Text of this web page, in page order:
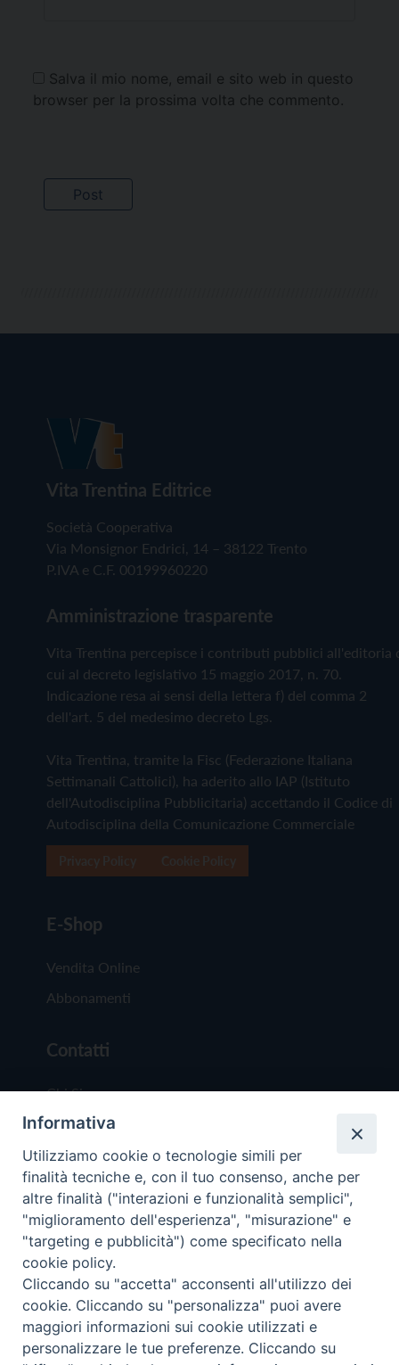
Salva il mio nome, email e sito web in questo
browser per la prossima volta che commento.
Vita Trentina Editrice
Società Cooperativa
Via Monsignor Endrici, 14 – 38122 Trento
P.IVA e C.F. 00199960220
Amministrazione trasparente
Vita Trentina percepisce i contributi pubblici all'editoria
cui al decreto legislativo 15 maggio 2017, n. 70.
Indicazione resa ai sensi della lettera f) del comma 2
dell'art. 5 del medesimo decreto Lgs.
Vita Trentina, tramite la Fisc (Federazione Italiana
Settimanali Cattolici), ha aderito allo IAP (Istituto
dell'Autodisciplina Pubblicitaria) accettando il Codice di
Autodisciplina della Comunicazione Commerciale
E-Shop
Vendita Online
Abbonamenti
Contatti
Chi Siamo
Redazione
Scrivici
Copyright © 2019 - Tutti i diritti riservati - Vita
Trentina Editrice
Privacy Policy
Torna
Informativa
Utilizziamo cookie o tecnologie simili per
finalità tecniche e, con il tuo consenso, anche per
altre finalità ("interazioni e funzionalità semplici",
"miglioramento dell'esperienza", "misurazione" e
"targeting e pubblicità") come specificato nella
cookie policy.
Cliccando su "accetta" acconsenti all'utilizzo dei
cookie. Cliccando su "personalizza" puoi avere
maggiori informazioni sui cookie utilizzati e
personalizzare le tue preferenze. Cliccando su